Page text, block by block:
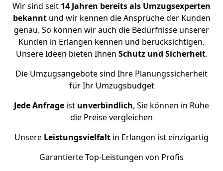
Wir sind seit 14 Jahren bereits als Umzugsexperten
bekannt und wir kennen die Ansprüche der Kunden
genau. So können wir auch die Bedürfnisse unserer
Kunden in Erlangen kennen und berücksichtigen.
Unsere Ideen bieten Ihnen Schutz und Sicherheit.
Die Umzugsangebote sind Ihre Planungssicherheit
für Ihr Umzugsbudget
Jede Anfrage ist unverbindlich, Sie können in Ruhe
die Preise vergleichen
Unsere Leistungsvielfalt in Erlangen ist einzigartig
Garantierte Top-Leistungen von Profis